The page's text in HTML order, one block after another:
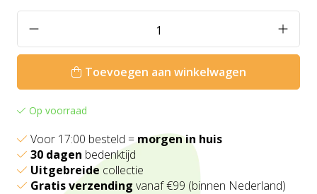
Toevoegen aan winkelwagen
Op voorraad
Voor 17:00 besteld =morgen in huis
30 dagen bedenktijd
Uitgebreide collectie
Gratis verzending vanaf €99 (binnen Nederland)